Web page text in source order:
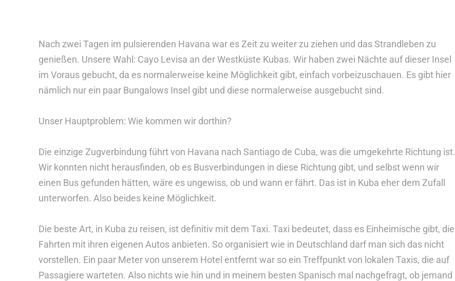
Nach zwei Tagen im pulsierenden Havana war es Zeit zu weiter zu ziehen und das Strandleben zu
genießen. Unsere Wahl: Cayo Levisa an der Westküste Kubas. Wir haben zwei Nächte auf dieser Insel
im Voraus gebucht, da es normalerweise keine Möglichkeit gibt, einfach vorbeizuschauen. Es gibt hier
nämlich nur ein paar Bungalows Insel gibt und diese normalerweise ausgebucht sind.
Unser Hauptproblem: Wie kommen wir dorthin?
Die einzige Zugverbindung führt von Havana nach Santiago de Cuba, was die umgekehrte Richtung ist.
Wir konnten nicht herausfinden, ob es Busverbindungen in diese Richtung gibt, und selbst wenn wir
einen Bus gefunden hätten, wäre es ungewiss, ob und wann er fährt. Das ist in Kuba eher dem Zufall
unterworfen. Also beides keine Möglichkeit.
Die beste Art, in Kuba zu reisen, ist definitiv mit dem Taxi. Taxi bedeutet, dass es Einheimische gibt, die
Fahrten mit ihren eigenen Autos anbieten. So organisiert wie in Deutschland darf man sich das nicht
vorstellen. Ein paar Meter von unserem Hotel entfernt war so ein Treffpunkt von lokalen Taxis, die auf
Passagiere warteten. Also nichts wie hin und in meinem besten Spanisch mal nachgefragt, ob jemand